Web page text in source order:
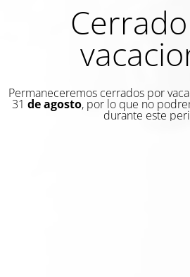
Permaneceremos cerrados por
31 de agosto, por lo que no
durante este